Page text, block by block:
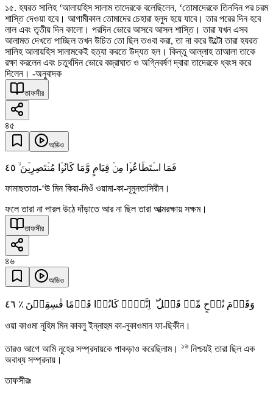
১৫. হযরত সালিহ ‘আলায়হিস সালাম তাদেরকে বলেছিলেন, ‘তোমাদেরকে তিনদিন পর চরম
শাস্তি দেওয়া হবে। আগামীকাল তোমাদের চেহারা হলুদ হয়ে যাবে। তার পরের দিন হবে
লাল এবং তৃতীয় দিন কালো। পরদিন ভোরে আসবে আসল শাস্তি। তারা যখন এসব
আলামত দেখতে পাচ্ছিল তখন উচিত তো ছিল তওবা করা, তা না করে উল্টো তারা হযরত
সালিহ আলায়হিস সালামকেই হত্যা করতে উদ্যত হল। কিন্তু আল্লাহ তাআলা তাকে
রক্ষা করলেন এবং চতুর্থদিন ভোরে বজ্রাঘাত ও অগ্নিবর্ষণ দ্বারা তাদেরকে ধ্বংস করে
দিলেন। -অনুবাদক
তাফসীর
৪৫
অডিও
فَمَا اسۡتَطَاعُوۡا مِنۡ قِیَامٍ وَّمَا کَانُوۡا مُنۡتَصِرِیۡنَ ۙ ٤٥
ফামাছতাতা-‘ঊ মিন কিয়া-মিওঁ ওয়ামা-কা-নূমুনতাসিরীন।
ফলে তারা না পারল উঠে দাঁড়াতে আর না ছিল তারা আত্মরক্ষায় সক্ষম।
তাফসীর
৪৬
অডিও
وَقَوۡمَ نُوۡحٍ مِّنۡ قَبۡلُ ؕ اِنَّہُمۡ کَانُوۡا قَوۡمًا فٰسِقِیۡنَ ٪ ٤٦
ওয়া কাওমা নূহিম মিন কাবলু ইন্নাহুম কা-নূকাওমান ফা-ছিকীন।
তারও আগে আমি নূহের সম্প্রদায়কে পাকড়াও করেছিলাম। ১৬ নিশ্চয়ই তারা ছিল এক
অবাধ্য সম্প্রদায়।
তাফসীরঃ